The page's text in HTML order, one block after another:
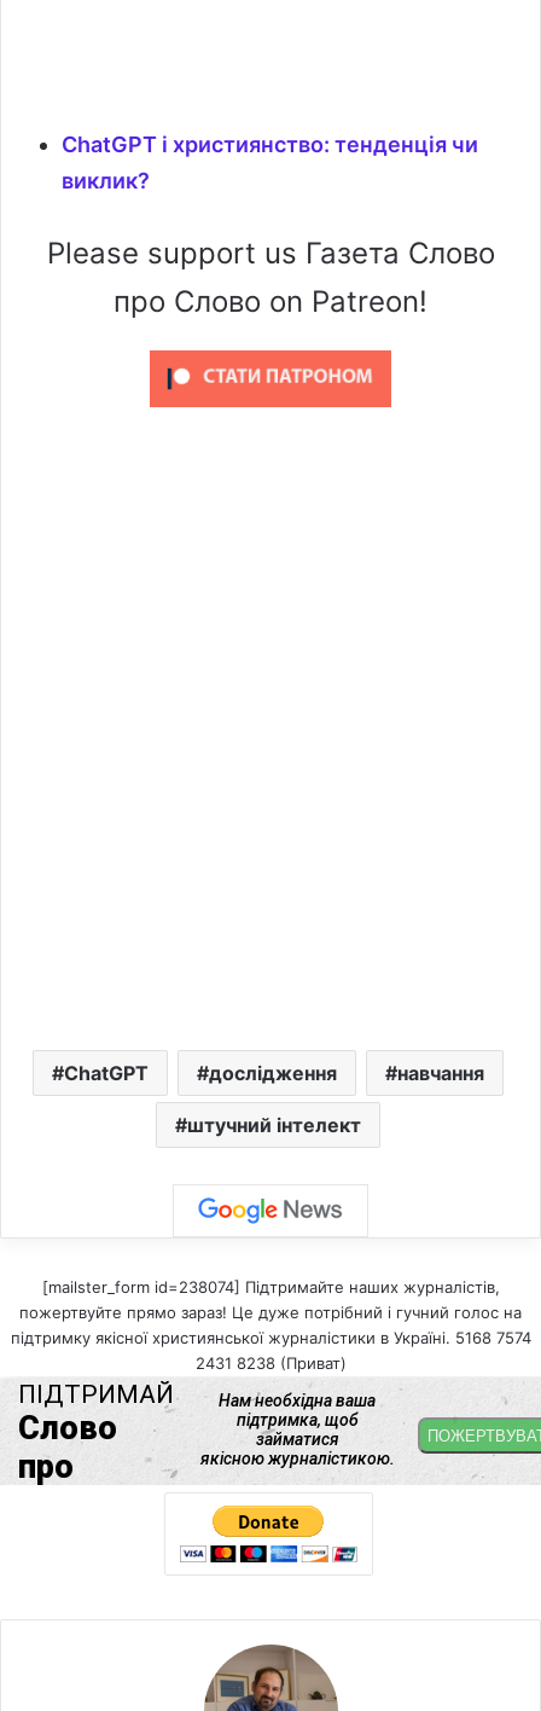
ChatGPT і християнство: тенденція чи
виклик?
Please support us Газета Слово
про Слово on Patreon!
ChatGPT дослідження навчання
штучний інтелект
[mailster_form id=238074] Підтримайте наших журналістів,
пожертвуйте прямо зараз! Це дуже потрібний і гучний голос на
підтримку якісної християнської журналістики в Україні. 5168 7574
2431 8238 (Приват)